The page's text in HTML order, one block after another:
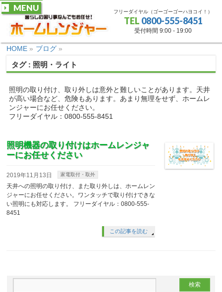
フリーダイヤル（ゴーゴーゴーハヨコイ！）
TEL 0800-555-8451
受付時間 9:00 - 19:00
MENU
HOME » ブログ »
タグ : 照明・ライト
照明の取り付け、取り外しは意外と難しいことがあります。天井
が高い場合など、危険もあります。あまり無理をせず、ホームレ
ンジャーにお任せください。
フリーダイヤル：0800-555-8451
照明機器の取り付けはホームレンジャ
ーにお任せください
2019年11月13日 家電取付・取外
天井への照明の取り付け、また取り外しは、ホームレン
ジャーにお任せください。ワンタッチで取り付けできな
い照明にも対応します。 フリーダイヤル：0800-555-
8451
この記事を読む